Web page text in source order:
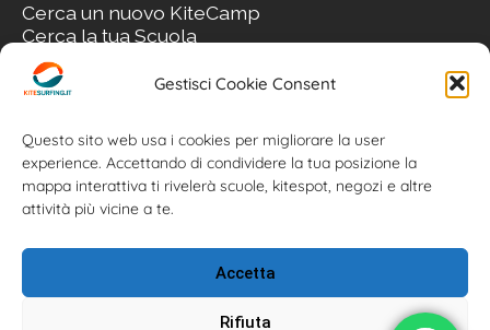
Gestisci Cookie Consent
Questo sito web usa i cookies per migliorare la user
experience. Accettando di condividere la tua posizione la
mappa interattiva ti rivelerà scuole, kitespot, negozi e altre
attività più vicine a te.
Accetta
Rifiuta
Cerca un nuovo KiteCamp
Cerca la tua Scuola
Cerca il tuo KiteSpot
Cerca Accommodation